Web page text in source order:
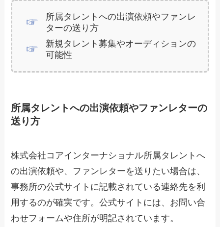
所属タレントへの出演依頼やファンレ
ターの送り方
新規タレント募集やオーディションの
可能性
所属タレントへの出演依頼やファンレターの
送り方
株式会社コアインターナショナル所属タレントへ
の出演依頼や、ファンレターを送りたい場合は、
事務所の公式サイトに記載されている連絡先を利
用するのが確実です。公式サイトには、お問い合
わせフォームや住所が明記されています。